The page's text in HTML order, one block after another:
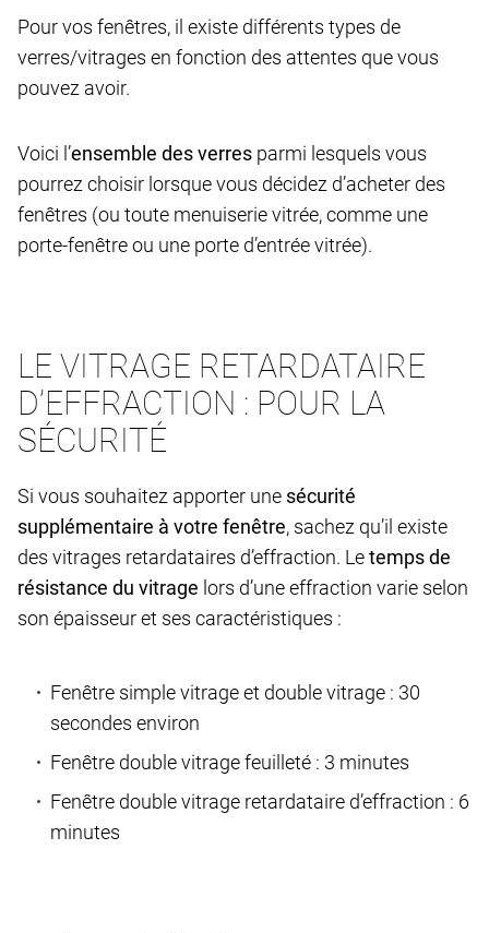
Pour vos fenêtres, il existe différents types de
verres/vitrages en fonction des attentes que vous
pouvez avoir.
Voici l’ensemble des verres parmi lesquels vous
pourrez choisir lorsque vous décidez d’acheter des
fenêtres (ou toute menuiserie vitrée, comme une
porte-fenêtre ou une porte d’entrée vitrée).
LE VITRAGE RETARDATAIRE
D’EFFRACTION : POUR LA
SÉCURITÉ
Si vous souhaitez apporter une sécurité
supplémentaire à votre fenêtre, sachez qu’il existe
des vitrages retardataires d’effraction. Letemps de
résistance du vitrage lors d’une effraction varie selon
son épaisseur et ses caractéristiques :
Fenêtre simple vitrage et double vitrage : 30
secondes environ
Fenêtre double vitrage feuilleté : 3 minutes
Fenêtre double vitrage retardataire d’effraction : 6
minutes